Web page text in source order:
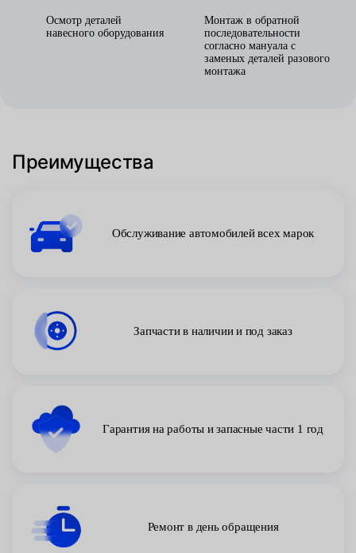
Осмотр деталей
навесного оборудования
Монтаж в обратной
последовательности
согласно мануала с
заменых деталей разового
монтажа
Преимущества
Обслуживание автомобилей всех марок
Запчасти в наличии и под заказ
Гарантия на работы и запасные части 1 год
Ремонт в день обращения